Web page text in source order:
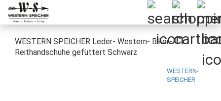
WESTERN SPEICHER Leder- Western- Biker-
Reithandschuhe gefüttert Schwarz
WESTERN-
SPEICHER